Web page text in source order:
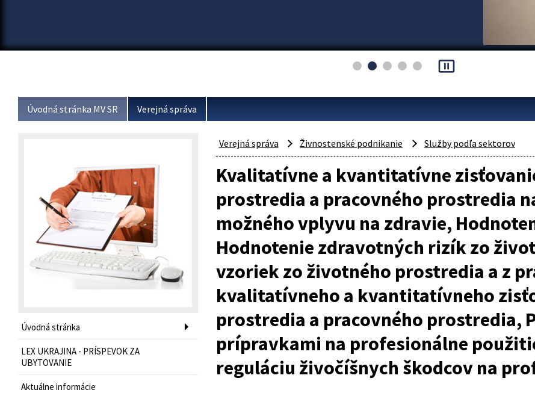
pause_presentation
Úvodná stránka MV SR Verejná správa
Úvodná stránka
LEX UKRAJINA - PRÍSPEVOK ZA
UBYTOVANIE
Aktuálne informácie
Verejná správa Živnostenské podnikanie Služby podľa sektorov
Kvalitatívne a kvantitatívne
prostredia a pracovného prostredia
možného vplyvu na zdravie,
Hodnotenie zdravotných rizík zo
vzoriek zo životného prostredia a z
kvalitatívneho a kvantitatívneho
prostredia a pracovného prostredia,
prípravkami na profesionálne
reguláciu živočíšnych škodcov na